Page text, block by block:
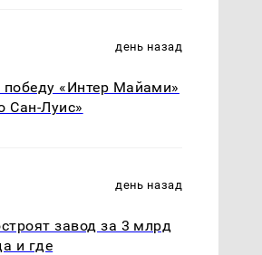
день назад
победу «Интер Майами»
Сан-Луис»
день назад
завод за 3 млрд
и где